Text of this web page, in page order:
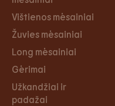
Vištienos mėsainiai
Žuvies mėsainiai
Long mėsainiai
Gėrimai
Užkandžiai ir
padažai